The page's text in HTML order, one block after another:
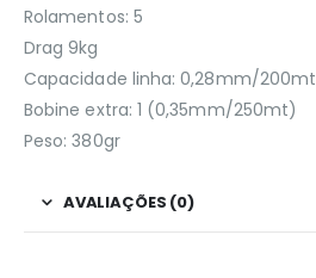
Rolamentos: 5
Drag 9kg
Capacidade linha: 0,28mm/200mt
Bobine extra: 1 (0,35mm/250mt)
Peso: 380gr
AVALIAÇÕES (0)